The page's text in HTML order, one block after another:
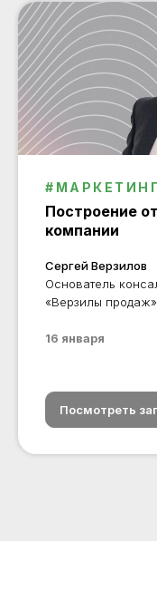
#МАРКЕТИНГ
Построение
компании
Сергей Верзилов
Основатель
«Верзилы продаж»
16 января
Посмотреть